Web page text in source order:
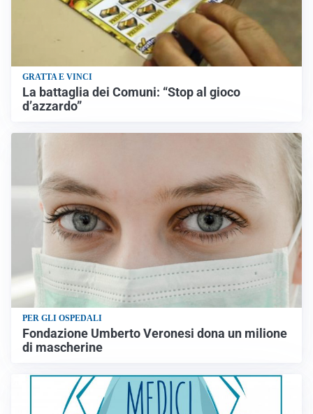
GRATTA E VINCI
La battaglia dei Comuni: “Stop al gioco
d’azzardo”
PER GLI OSPEDALI
Fondazione Umberto Veronesi dona un milione
di mascherine